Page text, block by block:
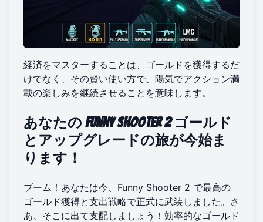
経済をマスターすることは、ゴールドを獲得するだ
けでなく、その賢い使い方で、陽気でアクション満
載の楽しみを継続させることを意味します。
あなたの Funny Shooter 2 ゴールド
とアップグレードの旅が今始ま
ります！
ブーム！あなたは今、Funny Shooter 2 で最高の
ゴールド獲得と支出戦略で正式に武装しました。さ
あ、そこに出て支配しましょう！効率的なゴールド